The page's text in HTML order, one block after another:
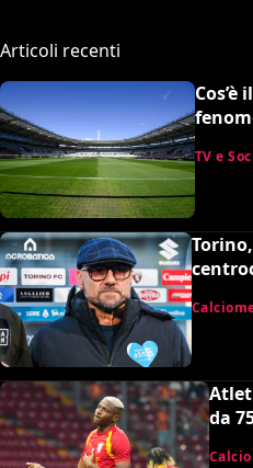
Articoli recenti
quasi
TV e
da
del